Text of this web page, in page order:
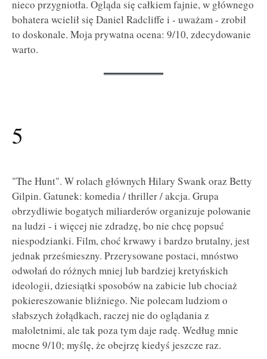
nieco przygniotła. Ogląda się całkiem fajnie, w głównego
bohatera wcielił się Daniel Radcliffe i - uważam - zrobił
to doskonale. Moja prywatna ocena: 9/10, zdecydowanie
warto.
5
"The Hunt". W rolach głównych Hilary Swank oraz Betty
Gilpin. Gatunek: komedia / thriller / akcja. Grupa
obrzydliwie bogatych miliarderów organizuje polowanie
na ludzi - i więcej nie zdradzę, bo nie chcę popsuć
niespodzianki. Film, choć krwawy i bardzo brutalny, jest
jednak prześmieszny. Przerysowane postaci, mnóstwo
odwołań do różnych mniej lub bardziej kretyńskich
ideologii, dziesiątki sposobów na zabicie lub chociaż
pokiereszowanie bliźniego. Nie polecam ludziom o
słabszych żołądkach, raczej nie do oglądania z
małoletnimi, ale tak poza tym daje radę. Według mnie
mocne 9/10; myślę, że obejrzę kiedyś jeszcze raz.